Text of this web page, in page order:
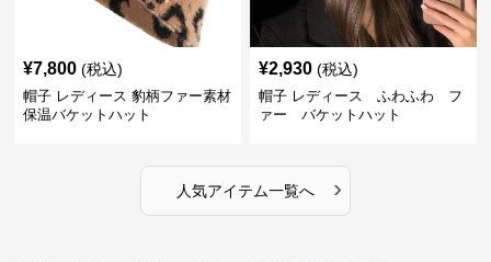
¥7,800 (税込)
帽子 レディース 豹柄ファー素材
保温バケットハット
¥2,930 (税込)
帽子 レディース ふわふわ フ
ァー バケットハット
人気アイテム一覧へ ›